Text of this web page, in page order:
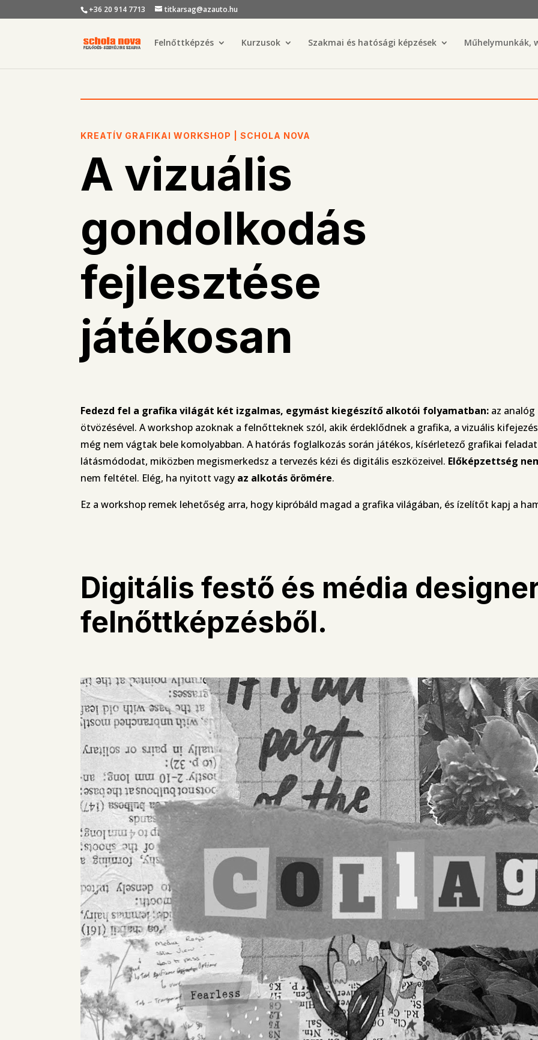
+36 20 914 7713 titkarsag@azauto.hu
Felnőttképzés Kurzusok Szakmai és hatósági képzések Műhelymunkák,
KREATÍV GRAFIKAI WORKSHOP | SCHOLA NOVA
A vizuális
gondolkodás
fejlesztése
játékosan
Fedezd fel a grafika világát két izgalmas, egymást kiegészítő alkotói folyamatban: az
ötvözésével. A workshop azoknak a felnőtteknek szól, akik érdeklődnek a grafika, a vizuális
még nem vágtak bele komolyabban. A hatórás foglalkozás során játékos, kísérletező grafikai
látásmódodat, miközben megismerkedsz a tervezés kézi és digitális eszközeivel. Előképzettség
nem feltétel. Elég, ha nyitott vagy az alkotás örömére.
Ez a workshop remek lehetőség arra, hogy kipróbáld magad a grafika világában, és ízelítőt kapj a
Digitális festő és média
felnőttképzésből.